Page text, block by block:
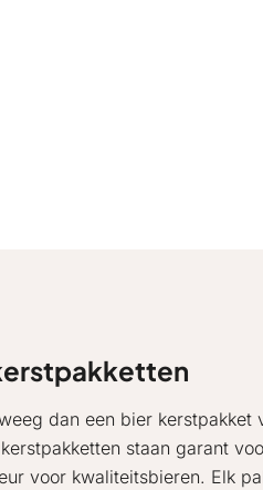
dan een bier kerstpakket
staan garant
voor kwaliteitsbieren. Elk